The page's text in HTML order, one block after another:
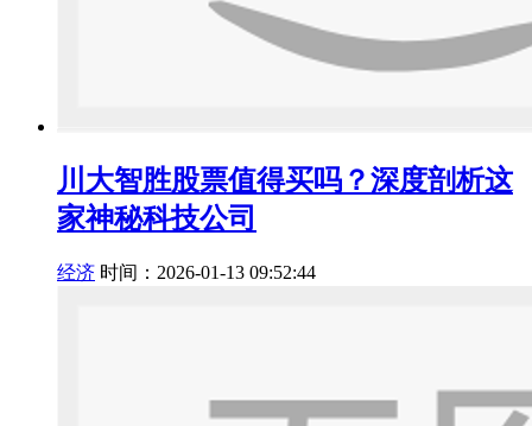
川大智胜股票值得买吗？深度剖析这
家神秘科技公司
经济 时间：2026-01-13 09:52:44